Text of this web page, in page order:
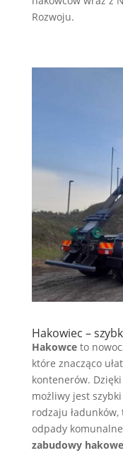
Rozwoju.
Hakowiec –
Hakowceto
które znacząco
kontenerów.
możliwy jest
rodzaju
odpady
zabudowy hakowe